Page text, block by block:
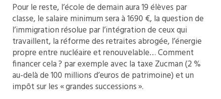
Pour le reste, l’école de demain aura 19 élèves par
classe, le salaire minimum sera à 1690 €, la question de
l’immigration résolue par l’intégration de ceux qui
travaillent, la réforme des retraites abrogée, l’énergie
propre entre nucléaire et renouvelable… Comment
financer cela ? par exemple avec la taxe Zucman (2 %
au-delà de 100 millions d’euros de patrimoine) et un
impôt sur les « grandes successions ».